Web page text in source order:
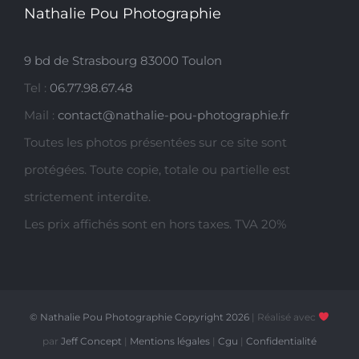
Nathalie Pou Photographie
9 bd de Strasbourg 83000 Toulon
Tel : 06.77.98.67.48
Mail : contact@nathalie-pou-photographie.fr
Toutes les photos présentées sur ce site sont
protégées. Toute copie, totale ou partielle est
strictement interdite.
Les prix affichés sont en hors taxes. TVA 20%
© Nathalie Pou Photographie Copyright2026 | Réalisé avec
par Jeff Concept | Mentions légales | Cgu | Confidentialité